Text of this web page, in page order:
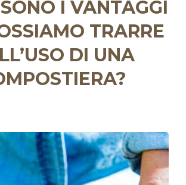
I VANTAGGI
TRARRE
DI UNA